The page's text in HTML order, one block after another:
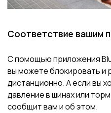
Соответствие вашим
С помощью приложения
вы можете блокировать и
дистанционно. А если вы
давление в шинах или
сообщит вам и об этом.